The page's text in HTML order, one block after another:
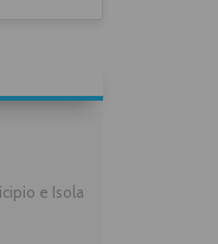
e Isola